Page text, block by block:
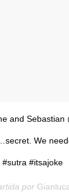
and Sebastian
We
#itsajoke
por